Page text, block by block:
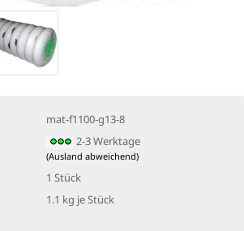
mat-f1100-g13-8
2-3 Werktage
(Ausland abweichend)
1 Stück
1.1 kg je Stück